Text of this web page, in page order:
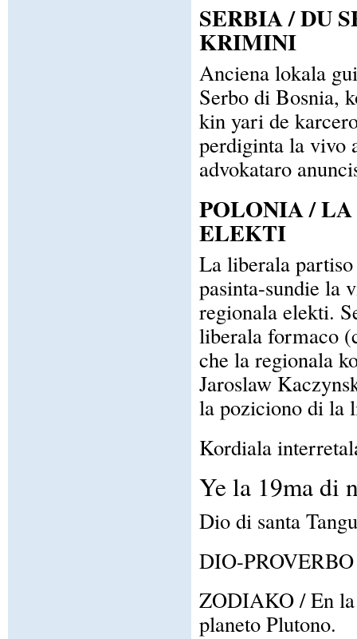
SERBIA / DU
KRIMINI
Anciena lokala
Serbo di Bosnia,
kin yari de
perdiginta la vivo
advokataro
POLONIA /
ELEKTI
La liberala
pasinta-sundie la
regionala elekti.
liberala formaco
che la regionala
Jaroslaw
la poziciono di la
Kordiala
Ye la 19ma di
Dio di santa
DIO-
ZODIAKO / En la
planeto Plutono.